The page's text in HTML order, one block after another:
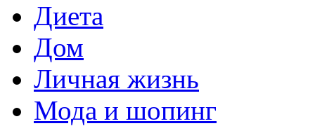
Диета
Дом
Личная жизнь
Мода и шопинг